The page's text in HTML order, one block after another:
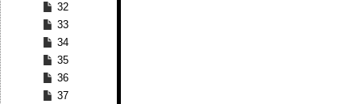
32
33
34
35
36
37